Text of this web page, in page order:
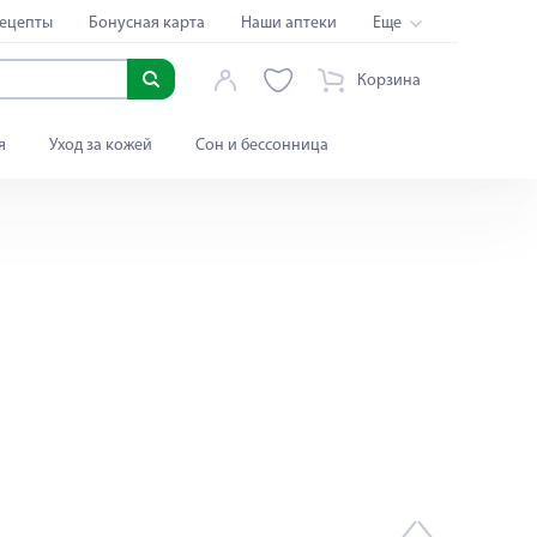
Бонусная карта Наши аптеки Еще
Корзина
Уход за кожей Сон и бессонница